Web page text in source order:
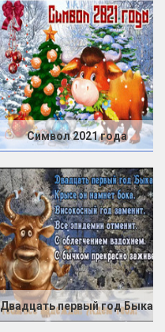
Символ 2021 года
Двадцать первый год Быка